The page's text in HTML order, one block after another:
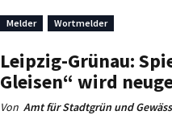
Melder Wortmelder
Leipzig-Grünau:
Gleisen“ wird
Von Amt für Stadtgrün und